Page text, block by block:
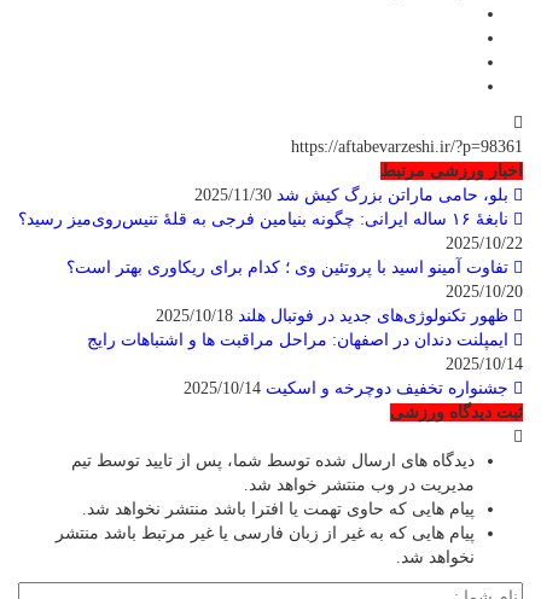
https://aftabevarzeshi.ir/?p=98361
اخبار ورزشی مرتبط
بلو، حامی ماراتن بزرگ کیش شد
نابغهٔ ۱۶ ساله ایرانی: چگونه بنیامین فرجی به قلهٔ تنیس‌روی‌میز رسید؟
2025/10/22
تفاوت آمینو اسید با پروتئین وی ؛ کدام برای ریکاوری بهتر است؟
2025/10/20
ظهور تکنولوژی‌های جدید در فوتبال هلند
ایمپلنت دندان در اصفهان: مراحل مراقبت ها و اشتباهات رایج
2025/10/14
جشنواره تخفیف دوچرخه‌ و اسکیت
ثبت دیدگاه ورزشی
دیدگاه های ارسال شده توسط شما، پس از تایید توسط تیم
مدیریت در وب منتشر خواهد شد.
پیام هایی که حاوی تهمت یا افترا باشد منتشر نخواهد شد.
پیام هایی که به غیر از زبان فارسی یا غیر مرتبط باشد منتشر
نخواهد شد.